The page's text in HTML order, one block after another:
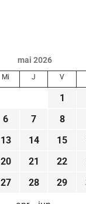
mai 2026
Mi J V
1
6 7 8
13 14 15
20 21 22
27 28 29